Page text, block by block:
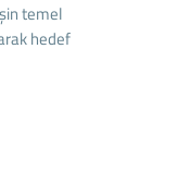
temel
hedef